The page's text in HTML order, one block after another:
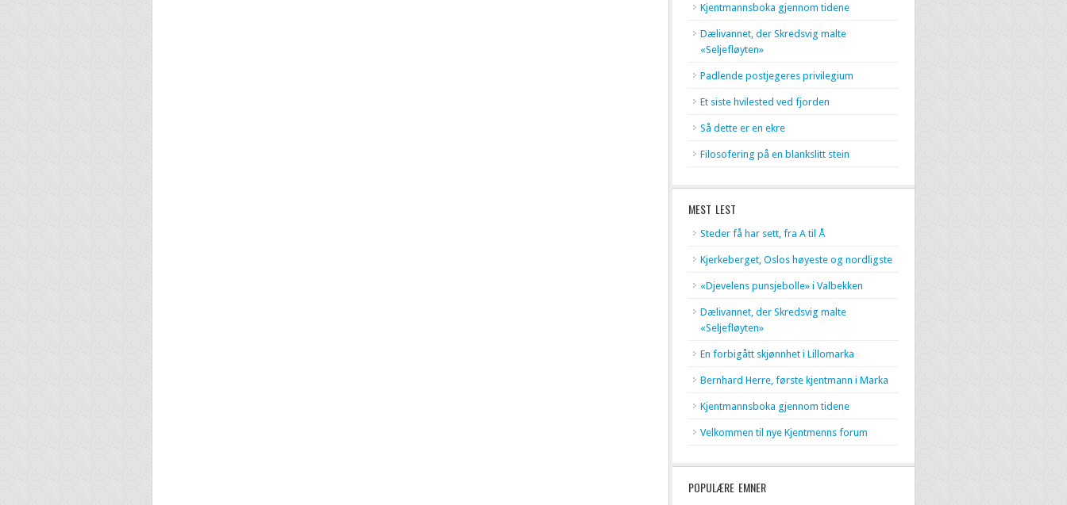
Kjentmannsboka gjennom tidene
Dælivannet, der Skredsvig malte
«Seljefløyten»
Padlende postjegeres privilegium
Et siste hvilested ved fjorden
Så dette er en ekre
Filosofering på en blankslitt stein
MEST LEST
Steder få har sett, fra A til Å
Kjerkeberget, Oslos høyeste og nordligste
«Djevelens punsjebolle» i Valbekken
Dælivannet, der Skredsvig malte
«Seljefløyten»
En forbigått skjønnhet i Lillomarka
Bernhard Herre, første kjentmann i Marka
Kjentmannsboka gjennom tidene
Velkommen til nye Kjentmenns forum
POPULÆRE EMNER